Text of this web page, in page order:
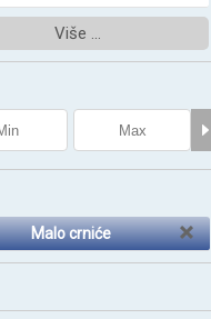
Više ...
Malo crniće